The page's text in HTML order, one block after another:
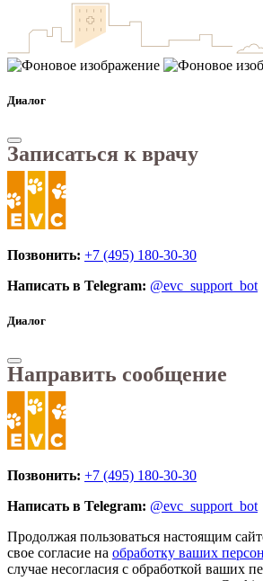
Диалог
Записаться к врачу
Позвонить: +7 (495) 180-30-30
Написать в Telegram: @evc_support_bot
Диалог
Направить сообщение
Позвонить: +7 (495) 180-30-30
Написать в Telegram: @evc_support_bot
Продолжая пользоваться настоящим
свое согласие на обработку ваших
случае несогласия с обработкой ваших